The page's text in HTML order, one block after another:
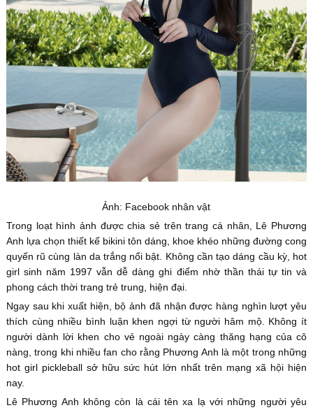
Ảnh: Facebook nhân vật
Trong loạt hình ảnh được chia sẻ trên trang cá nhân, Lê Phương
Anh lựa chọn thiết kế bikini tôn dáng, khoe khéo những đường cong
quyến rũ cùng làn da trắng nổi bật. Không cần tạo dáng cầu kỳ, hot
girl sinh năm 1997 vẫn dễ dàng ghi điểm nhờ thần thái tự tin và
phong cách thời trang trẻ trung, hiện đại.
Ngay sau khi xuất hiện, bộ ảnh đã nhận được hàng nghìn lượt yêu
thích cùng nhiều bình luận khen ngợi từ người hâm mộ. Không ít
người dành lời khen cho vẻ ngoài ngày càng thăng hạng của cô
nàng, trong khi nhiều fan cho rằng Phương Anh là một trong những
hot girl pickleball sở hữu sức hút lớn nhất trên mạng xã hội hiện
nay.
Lê Phương Anh không còn là cái tên xa lạ với những người yêu